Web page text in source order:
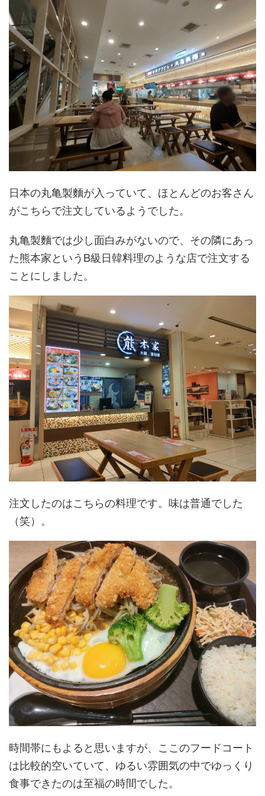
日本の丸亀製麵が入っていて、ほとんどのお客さん
がこちらで注文しているようでした。
丸亀製麵では少し面白みがないので、その隣にあっ
た熊本家というB級日韓料理のような店で注文する
ことにしました。
注文したのはこちらの料理です。味は普通でした
（笑）。
時間帯にもよると思いますが、ここのフードコート
は比較的空いていて、ゆるい雰囲気の中でゆっくり
食事できたのは至福の時間でした。